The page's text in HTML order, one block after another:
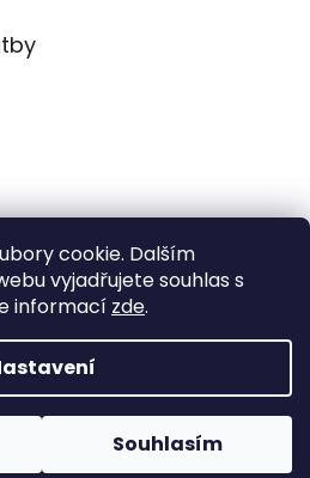
cookie. Dalším
vyjadřujete souhlas s
informací zde.
Souhlasím
Vytvořil Shoptet
. Všechna práva